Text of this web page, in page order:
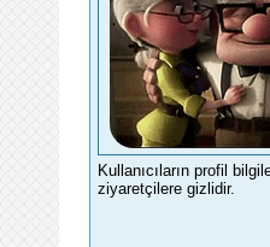
Kullanıcıların profil
ziyaretçilere gizlidir.